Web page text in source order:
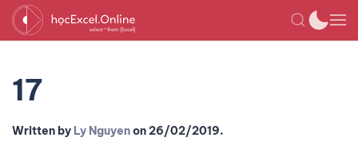
17
Written by Ly Nguyenon26/02/2019.